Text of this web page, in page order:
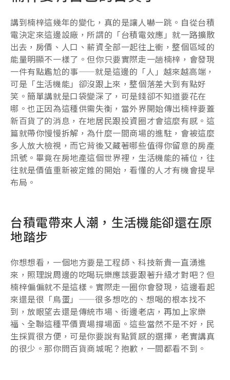
講到楠梓這幾年的變化，真的是讓人嚇一跳。自從台積
電決定來這邊設廠，所謂的「台積電效應」就一路擴散
出去，房價、人口、薪資全部一起往上衝，整個區域的
能量明顯不一樣了。但你只要實際走一趟楠梓，會發現
一件有點尷尬的事——就是這邊的「人」越來越高端，
可是「生活機能」卻沒跟上來，整個落差大到有點好
笑。簡單講就是口袋變深了，可是錢卻不知道要花在
哪。也正因為這種供需失衡，當外界開始傳出楠梓要蓋
新百貨了的消息，在地居民跟投資圈才會這麼有感。這
篇就帶你慢慢拆解，為什麼一間商場的進駐，會被這麼
多人放大檢視，而它背後又藏著哪些值得你留意的房產
訊號。畢竟在房地產這個世界裡，生活機能的補位，往
往就是價值重新被定錐的開始，看懂的人才有機會提早
布局。
台積電帶來人潮，生活機能卻還在原
地踏步
你想想看，一個地方要是工程師、科技新貴一直湧進
來，照理說周邊的吃喝玩樂應該要跟著升級才對吧？但
楠梓偏偏就不是這樣。實際走一圈你會發現，這邊看起
來還是很「鳥蛋」——很多想吃的、想喝的根本找不
到，放眼望去還是傳統市場、街邊老店，再加上家樂
福、全聯這種平價賣場撐場面。這些當然不是不好，民
生採買很方便，可是你要說有點質感的選擇，老實講真
的很少。那你問百貨商城呢？抱歉，一間都看不到。